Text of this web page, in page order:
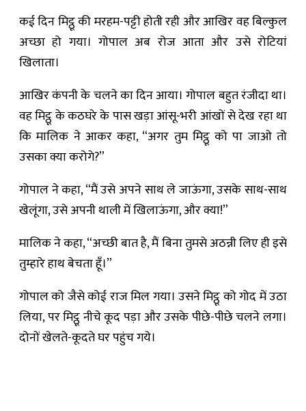
कई दिन मिट्ठू की मरहम-पट्टी होती रही और आखिर वह बिल्कुल
अच्छा हो गया। गोपाल अब रोज आता और उसे रोटियां
खिलाता।
आखिर कंपनी के चलने का दिन आया। गोपाल बहुत रंजीदा था।
वह मिट्ठू के कठघरे के पास खड़ा आंसू-भरी आंखों से देख रहा था
कि मालिक ने आकर कहा, “अगर तुम मिट्ठू को पा जाओ तो
उसका क्या करोगे?”
गोपाल ने कहा, “मैं उसे अपने साथ ले जाऊंगा, उसके साथ-साथ
खेलूंगा, उसे अपनी थाली में खिलाऊंगा, और क्या!”
मालिक ने कहा, “अच्छी बात है, मैं बिना तुमसे अठन्नी लिए ही इसे
तुम्हारे हाथ बेचता हूँ।”
गोपाल को जैसे कोई राज मिल गया। उसने मिट्ठू को गोद में उठा
लिया, पर मिट्ठू नीचे कूद पड़ा और उसके पीछे-पीछे चलने लगा।
दोनों खेलते-कूदते घर पहुंच गये।